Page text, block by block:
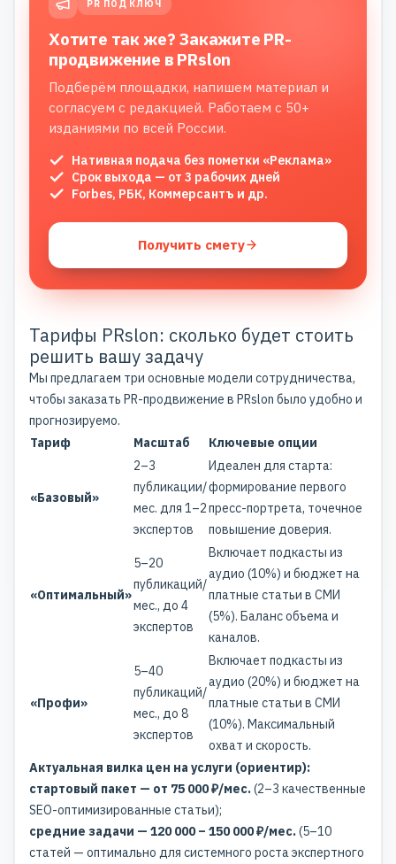
PR ПОД КЛЮЧ
Хотите так же? Закажите PR-
продвижение в PRslon
Подберём площадки, напишем материал и
согласуем с редакцией. Работаем с 50+
изданиями по всей России.
Нативная подача без пометки «Реклама»
Срок выхода — от 3 рабочих дней
Forbes, РБК, Коммерсантъ и др.
Получить смету
Тарифы PRslon: сколько будет стоить
решить вашу задачу
Мы предлагаем три основные модели сотрудничества,
чтобы заказать PR-продвижение в PRslon было удобно и
прогнозируемо.
Тариф
Масштаб Ключевые опции
«Базовый»
2–3
публикации/
мес. для 1–2
экспертов
Идеален для старта:
формирование первого
пресс-портрета, точечное
повышение доверия.
«Оптимальный»
5–20
публикаций/
мес., до 4
экспертов
Включает подкасты из
аудио (10%) и бюджет на
платные статьи в СМИ
(5%). Баланс объема и
каналов.
«Профи»
5–40
публикаций/
мес., до 8
экспертов
Включает подкасты из
аудио (20%) и бюджет на
платные статьи в СМИ
(10%). Максимальный
охват и скорость.
Актуальная вилка цен на услуги (ориентир):
стартовый пакет — от 75 000 ₽/мес.(2–3 качественные
SEO-оптимизированные статьи);
средние задачи — 120 000 – 150 000 ₽/мес.(5–10
статей — оптимально для системного роста экспертного